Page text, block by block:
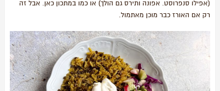
(אפילו סנפרוסט. אפונה ותירס גם הולך) או כמו במתכון כאן. אבל זה
רק אם האורז כבר מוכן מאתמול.